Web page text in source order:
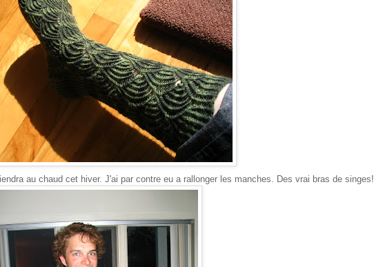
au chaud cet hiver. J'ai par contre eu a rallonger les manches. Des vrai bras de singes!